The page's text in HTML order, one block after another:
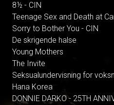
8½ - CIN
Teenage Sex and Death at
Sorry to Bother You - CIN
De skrigende halse
Young Mothers
The Invite
Seksualundervisning for
Hana Korea
DONNIE DARKO - 25TH